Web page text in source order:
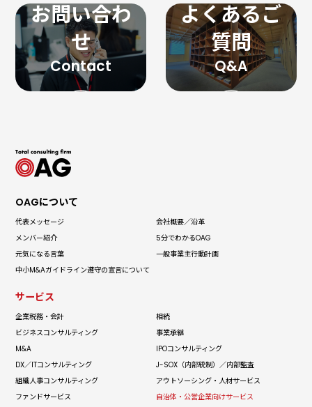
お問い合わ
せ
よくあるご
質問
OAGについて
代表メッセージ
会社概要／沿革
メンバー紹介
5分でわかるOAG
元気になる言葉
一般事業主行動計画
中小M&Aガイドライン遵守の宣言について
サービス
企業税務・会計
相続
ビジネスコンサルティング
事業承継
M&A
IPOコンサルティング
DX／ITコンサルティング J-SOX（内部統制） ／内部監査
組織人事コンサルティング アウトソーシング・人材サービス
ファンドサービス
自治体・ 公営企業向けサービス